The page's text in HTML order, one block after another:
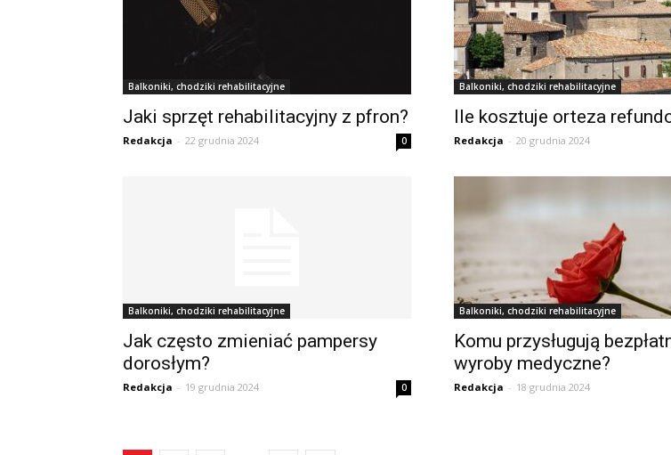
Balkoniki, chodziki rehabilitacyjne
Jaki sprzęt rehabilitacyjny z pfron?
Redakcja - 22 grudnia 2024 0
Balkoniki, chodziki rehabilitacyjne
Ile kosztuje orteza
Redakcja - 20 grudnia 2024
Balkoniki, chodziki rehabilitacyjne
Jak często zmieniać pampersy
dorosłym?
Redakcja - 19 grudnia 2024 0
Balkoniki, chodziki rehabilitacyjne
Komu przysługują
wyroby medyczne?
Redakcja - 18 grudnia 2024